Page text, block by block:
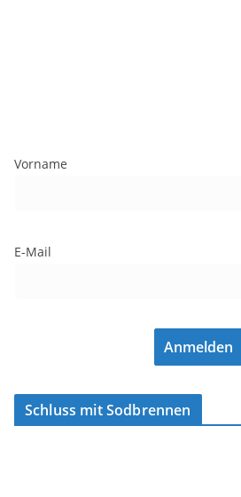
Vorname
E-Mail
Anmelden
Schluss mit Sodbrennen